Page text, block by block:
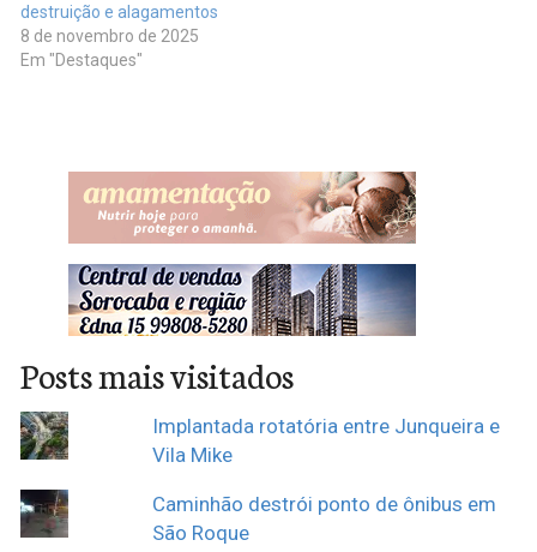
destruição e alagamentos
8 de novembro de 2025
Em "Destaques"
Posts mais visitados
Implantada rotatória entre Junqueira e
Vila Mike
Caminhão destrói ponto de ônibus em
São Roque